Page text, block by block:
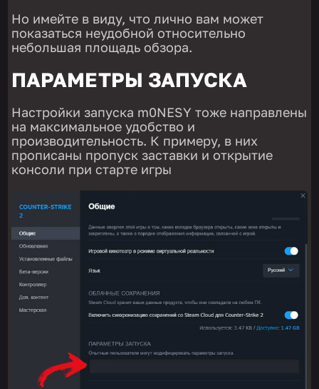
Но имейте в виду, что лично вам может
показаться неудобной относительно
небольшая площадь обзора.
ПАРАМЕТРЫ ЗАПУСКА
Настройки запуска m0NESY тоже направлены
на максимальное удобство и
производительность. К примеру, в них
прописаны пропуск заставки и открытие
консоли при старте игры